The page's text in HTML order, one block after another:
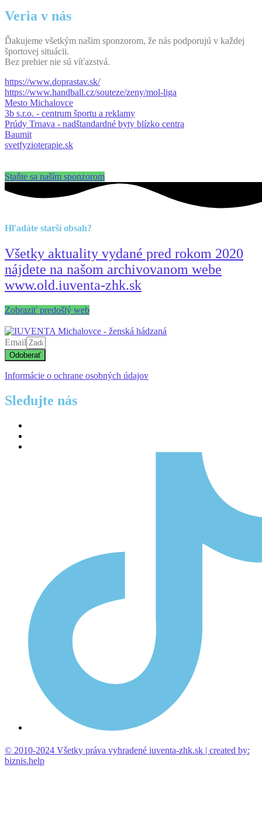
Veria v nás
Ďakujeme všetkým našim sponzorom, že nás podporujú v každej
športovej situácii.
Bez prehier nie sú víťazstvá.
https://www.doprastav.sk/
https://www.handball.cz/souteze/zeny/mol-liga
Mesto Michalovce
3b s.r.o. - centrum športu a reklamy
Prúdy Trnava - nadštandardné byty blízko centra
Baumit
svetfyzioterapie.sk
Staňte sa naším sponzorom
Hľadáte starší obsah?
Všetky aktuality vydané pred rokom 2020
nájdete na našom archivovanom webe
www.old.iuventa-zhk.sk
Zobraziť predošlý web
Email
Odoberať
Informácie o ochrane osobných údajov
Sledujte nás
© 2010-2024 Všetky práva vyhradené iuventa-zhk.sk | created by:
biznis.help